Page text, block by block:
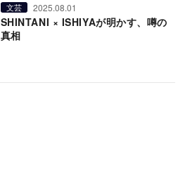
文芸 2025.08.01
SHINTANI × ISHIYAが明かす、噂の
真相